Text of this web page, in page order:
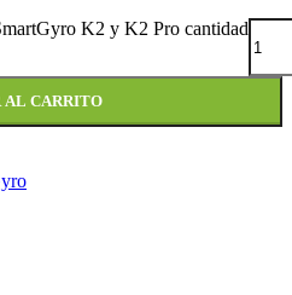
K2 y K2 Pro cantidad
AL CARRITO